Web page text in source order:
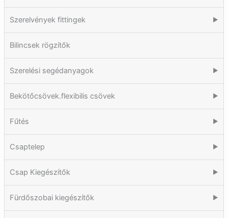
Szerelvények fittingek ▶
Bilincsek rögzítők
Szerelési segédanyagok ▶
Bekötőcsövek.flexibilis csövek ▶
Fűtés ▶
Csaptelep ▶
Csap Kiegészítők ▶
Fürdőszobai kiegészítők ▶